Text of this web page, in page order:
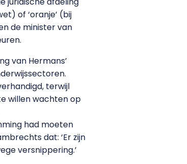
of ‘oranje’ (bij
de minister van
van Hermans’
terwijl
willen wachten op
had moeten
dat: ‘Er zijn
versnippering.’